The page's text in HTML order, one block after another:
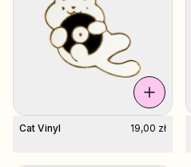
Cat Vinyl 19,00 zł